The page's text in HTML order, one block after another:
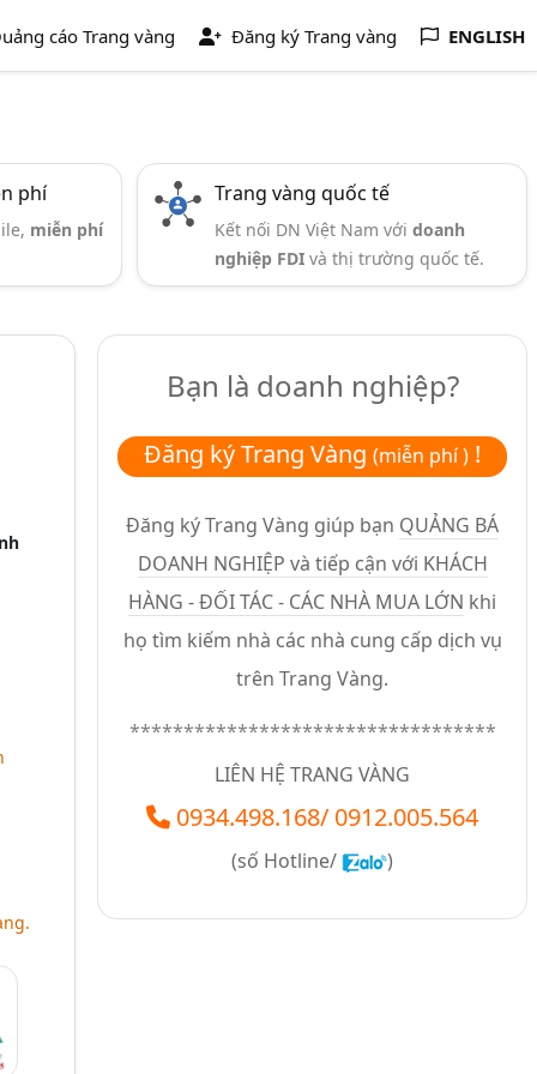
cáo Trang vàng Đăng ký Trang vàng ENGLISH
phí
miễn phí
Trang vàng quốc tế
Kết nối DN Việt Nam vớidoanh
nghiệp FDI và thị trường quốc tế.
Bạn là doanh nghiệp?
Đăng ký Trang Vàng(miễn phí ) !
Đăng ký Trang Vàng giúp bạn QUẢNG BÁ
DOANH NGHIỆP và tiếp cận với KHÁCH
HÀNG - ĐỐI TÁC - CÁC NHÀ MUA LỚN khi
họ tìm kiếm nhà các nhà cung cấp dịch vụ
trên Trang Vàng.
**********************************
LIÊN HỆ TRANG VÀNG
0934.498.168/ 0912.005.564
(số Hotline/ )